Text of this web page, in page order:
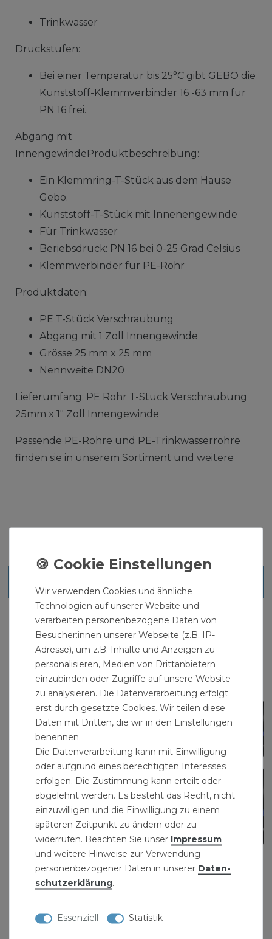
Trinkwasser
Druckstufen:
Bei einer Temperatur bis 25°C gibt GEBO die
Kunststoff-Klemmverbinder 16 -63 mm für
PN 16 frei.
Abgang mit
InnengewindeProduktbeschreibung:
Ein Klemmring-T-Stück aus dem Hause
Gebo.
Kunststoff-T-Stück mit Innenengewinde
Für Trinkwasser
Beriebsdruck: PN 16 bei 0-25 Grad Celsius
Klemmverbinder für PE-Rohr
Produktdaten:
PE T-Stück Verschraubung
Abgang mit 1 Zoll Innengewinde
Grösse 25 mm x 25 mm
Nennweite DN20
Lieferumfang: PE Rohr T-Stück Verschraubung
25mm x 1" Zoll Innengewinde
Passende PE-Rohre und PE-Trinkwasserrohre
finden sie in unserem Sortiment und weitere
PE-HD Trinkwasserrohr PE100 PN16 50mm / 1
1/2" 100m
Meter | 3,99 € / Meter
Wir verwenden Cookies und ähnliche
Technologien auf unserer Website und
verarbeiten personenbezogene Daten von
Besucher:innen unserer Webseite (z.B. IP-
Adresse), um z.B. Inhalte und Anzeigen zu
personalisieren, Medien von Drittanbietern
einzubinden oder Zugriffe auf unsere Website
zu analysieren. Die Datenverarbeitung erfolgt
erst durch gesetzte Cookies. Wir teilen diese
Daten mit Dritten, die wir in den Einstellungen
benennen.
Die Datenverarbeitung kann mit Einwilligung
oder aufgrund eines berechtigten Interesses
erfolgen. Die Zustimmung kann erteilt oder
abgelehnt werden. Es besteht das Recht, nicht
einzuwilligen und die Einwilligung zu einem
späteren Zeitpunkt zu ändern oder zu
widerrufen. Beachten Sie unser Impressum
und weitere Hinweise zur Verwendung
personenbezogener Daten in unserer Daten­
schutz­erklärung.
Essenziell Statistik